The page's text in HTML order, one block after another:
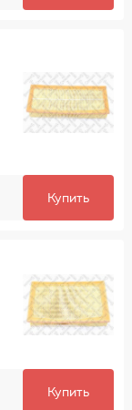
Купить
Купить